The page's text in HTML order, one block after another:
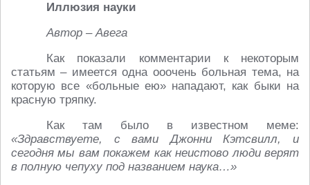
Иллюзия науки
Автор – Авега
Как показали комментарии к некоторым
статьям – имеется одна ооочень больная тема, на
которую все «больные ею» нападают, как быки на
красную тряпку.
Как там было в известном меме:
«Здравствуете, с вами Джонни Кэтсвилл, и
сегодня мы вам покажем как неистово люди верят
в полную чепуху под названием наука…»